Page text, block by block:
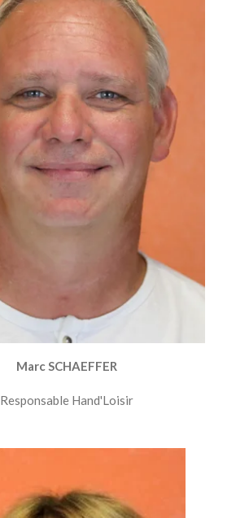
Marc SCHAEFFER
Responsable Hand'Loisir